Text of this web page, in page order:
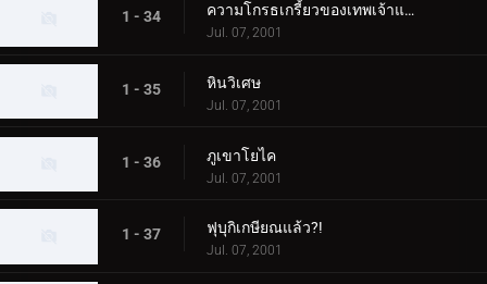
1 - 34 ความโกรธเกรี้ยวของเทพเจ้าแห่งท้องทะเล
Jul. 07, 2001
1 - 35 หินวิเศษ
Jul. 07, 2001
1 - 36 ภูเขาโยไค
Jul. 07, 2001
1 - 37 ฟุบุกิเกษียณแล้ว?!
Jul. 07, 2001